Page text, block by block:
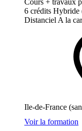
Cours + travaux
6 crédits Hybride
Distanciel A la
Ile-de-France
Voir la formation